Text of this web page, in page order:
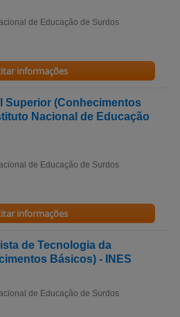
de Educação de Surdos
informações
Superior (Conhecimentos
Nacional de Educação
de Educação de Surdos
informações
de Tecnologia da
Básicos) - INES
de Educação de Surdos